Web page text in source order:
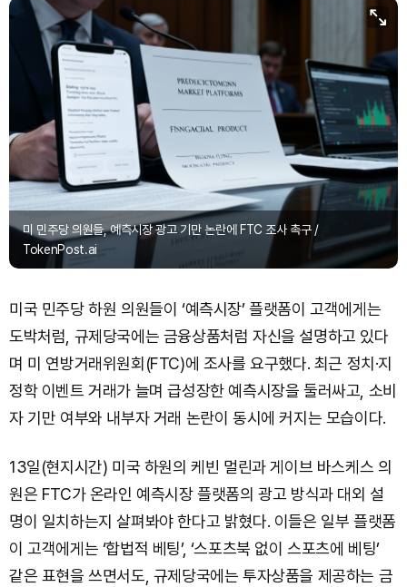
미 민주당 의원들, 예측시장 광고 기만 논란에 FTC 조사 촉구 /
TokenPost.ai
미국 민주당 하원 의원들이 ‘예측시장’ 플랫폼이 고객에게는
도박처럼, 규제당국에는 금융상품처럼 자신을 설명하고 있다
며 미 연방거래위원회(FTC)에 조사를 요구했다. 최근 정치·지
정학 이벤트 거래가 늘며 급성장한 예측시장을 둘러싸고, 소비
자 기만 여부와 내부자 거래 논란이 동시에 커지는 모습이다.
13일(현지시간) 미국 하원의 케빈 멀린과 게이브 바스케스 의
원은 FTC가 온라인 예측시장 플랫폼의 광고 방식과 대외 설
명이 일치하는지 살펴봐야 한다고 밝혔다. 이들은 일부 플랫폼
이 고객에게는 ‘합법적 베팅’, ‘스포츠북 없이 스포츠에 베팅’
같은 표현을 쓰면서도, 규제당국에는 투자상품을 제공하는 금